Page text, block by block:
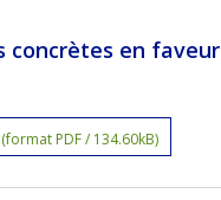
concrètes en faveur
(format PDF / 134.60kB)